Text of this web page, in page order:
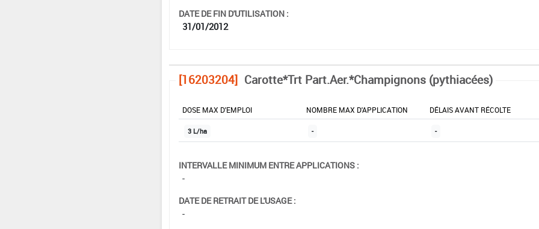
DATE DE FIN D'UTILISATION :
31/01/2012
[16203204] Carotte*Trt Part.Aer.*Champignons (pythiacées)
DOSE MAX D'EMPLOI NOMBRE MAX D'APPLICATION DÉLAIS AVANT RÉCOLTE
3 L/ha - -
INTERVALLE MINIMUM ENTRE APPLICATIONS :
-
DATE DE RETRAIT DE L'USAGE :
-